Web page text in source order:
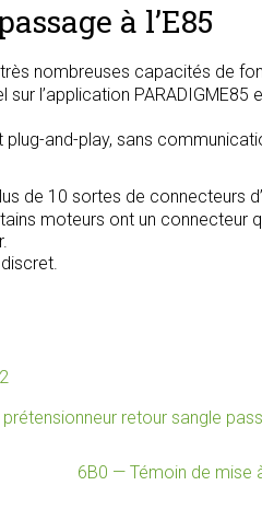
à l’E85
nombreuses capacités de
sur l’application
and-play, sans
de 10 sortes de connecteurs
moteurs ont un connecteur
retour sangle
6B0 — Témoin de mise